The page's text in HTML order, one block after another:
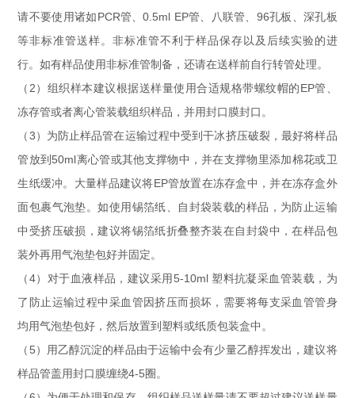
请不要使用诸如PCR管、0.5ml EP管、八联管、96孔板、深孔板
等非标准管送样。非标准管不利于样品保存以及后续实验的进
行。如有样品使用非标准管制备，还请在送样前自行转管处理。
（2）组织样本建议根据送样量使用合适规格带螺纹帽的EP管、
冻存管或者离心管装载组织样品，并用封口膜封口。
（3）为防止样品管在运输过程中受到干冰挤压破裂，最好将样品
管放到50ml离心管或其他支撑物中，并在支撑物里添加棉花或卫
生纸缓冲。大量样品建议将EP管放置在冻存盒中，并在冻存盒外
面包裹气泡垫。如使用锡箔纸、自封袋装载的样品，为防止运输
中受挤压破损，建议将锡箔纸折叠整齐装在自封袋中，在样品包
装外再用气泡垫包好并固定。
（4）对于血液样品，建议采用5-10ml 塑料抗凝采血管装载，为
了防止运输过程中采血管因挤压而损坏，需要将每支采血管管身
均用气泡垫包好，然后放置到塑料或纸质包装盒中。
（5）用乙醇沉淀的样品由于运输中会有少量乙醇挥发出，建议将
样品管盖用封口膜缠绕4-5圈。